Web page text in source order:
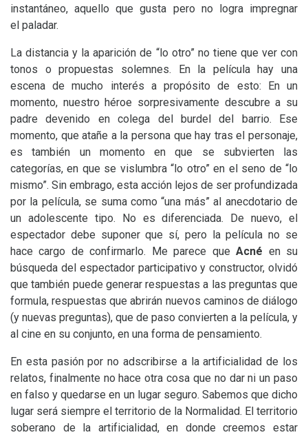
instantáneo, aquello que gusta pero no logra impregnar
el paladar.
La distancia y la aparición de “lo otro” no tiene que ver con
tonos o propuestas solemnes. En la película hay una
escena de mucho interés a propósito de esto: En un
momento, nuestro héroe sorpresivamente descubre a su
padre devenido en colega del burdel del barrio. Ese
momento, que atañe a la persona que hay tras el personaje,
es también un momento en que se subvierten las
categorías, en que se vislumbra “lo otro” en el seno de “lo
mismo”. Sin embrago, esta acción lejos de ser profundizada
por la película, se suma como “una más” al anecdotario de
un adolescente tipo. No es diferenciada. De nuevo, el
espectador debe suponer que sí, pero la película no se
hace cargo de confirmarlo. Me parece queAcné en su
búsqueda del espectador participativo y constructor, olvidó
que también puede generar respuestas a las preguntas que
formula, respuestas que abrirán nuevos caminos de diálogo
(y nuevas preguntas), que de paso convierten a la película, y
al cine en su conjunto, en una forma de pensamiento.
En esta pasión por no adscribirse a la artificialidad de los
relatos, finalmente no hace otra cosa que no dar ni un paso
en falso y quedarse en un lugar seguro. Sabemos que dicho
lugar será siempre el territorio de la Normalidad. El territorio
soberano de la artificialidad, en donde creemos estar